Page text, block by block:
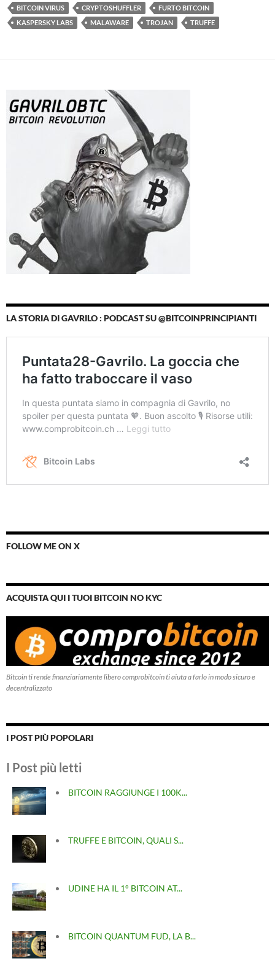
BITCOIN VIRUS CRYPTOSHUFFLER
FURTO BITCOIN
KASPERSKY LABS
MALAWARE TROJAN TRUFFE
LA STORIA DI GAVRILO : PODCAST SU @BITCOINPRINCIPIANTI
FOLLOW ME ON X
ACQUISTA QUI I TUOI BITCOIN NO KYC
Bitcoin ti rende finanziariamente libero comprobitcoin ti aiuta a farlo in modo sicuro e
decentralizzato
I POST PIÙ POPOLARI
I Post più letti
BITCOIN RAGGIUNGE I 100K...
TRUFFE E BITCOIN, QUALI S...
UDINE HA IL 1° BITCOIN AT...
BITCOIN QUANTUM FUD, LA B...